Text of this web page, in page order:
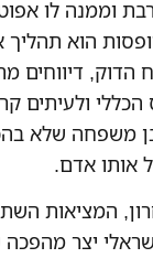
וממנה לו
הוא תהליך
הדוק, דיווחים
הכללי ולעיתים
משפחה שלא
אותו אדם.
המציאות
יצר